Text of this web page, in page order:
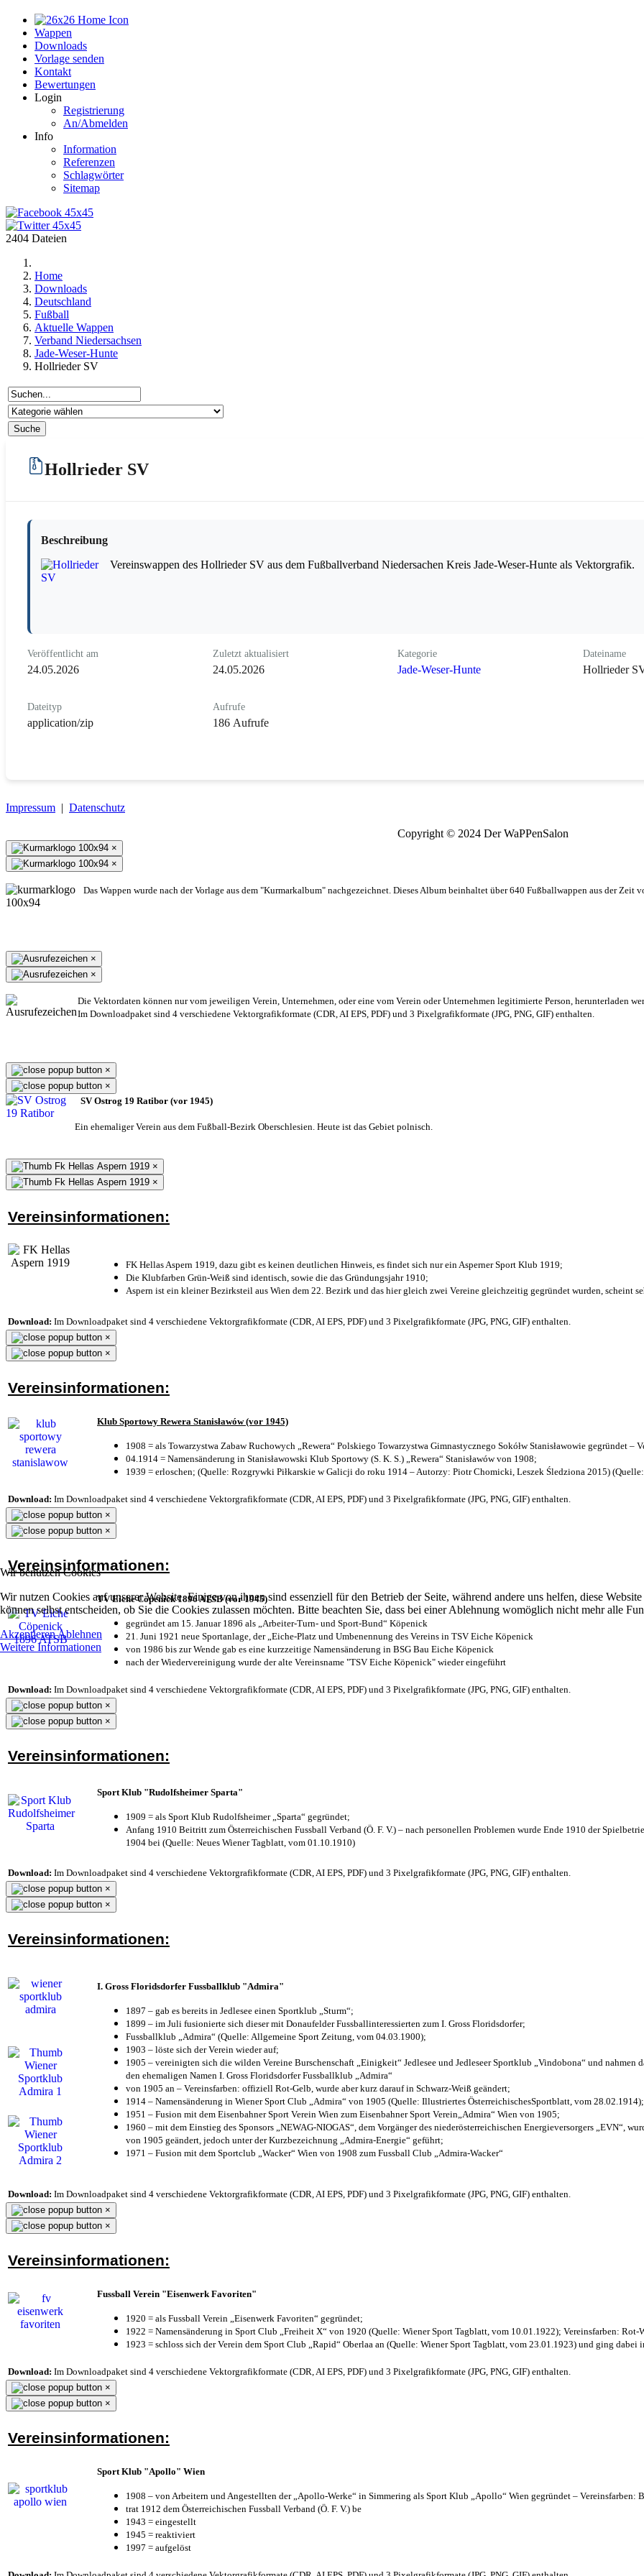
Wappen
Downloads
Vorlage senden
Kontakt
Bewertungen
Login
Registrierung
An/Abmelden
Info
Information
Referenzen
Schlagwörter
Sitemap
2404 Dateien
Home
Downloads
Deutschland
Fußball
Aktuelle Wappen
Verband Niedersachsen
Jade-Weser-Hunte
Hollrieder SV
Hollrieder SV
Beschreibung
Vereinswappen des Hollrieder SV aus dem Fußballverband Niedersachen Kreis Jade-Weser-Hunte als Vektorgrafik.
Veröffentlicht am
24.05.2026
Zuletzt aktualisiert
24.05.2026
Kategorie
Jade-Weser-Hunte
Dateiname
Hollrieder
Dateityp
application/zip
Aufrufe
186 Aufrufe
Impressum | Datenschutz
Copyright © 2024 Der WaPPenSalon
Wir benutzen Cookies
Wir nutzen Cookies auf unserer Website. Einige von ihnen sind essenziell für den Betrieb der Seite, während andere uns helfen, diese
können selbst entscheiden, ob Sie die Cookies zulassen möchten. Bitte beachten Sie, dass bei einer Ablehnung womöglich nicht mehr alle
AkzeptierenAblehnen
Weitere Informationen
×
×
Das Wappen wurde nach der Vorlage aus dem "Kurmarkalbum" nachgezeichnet. Dieses Album beinhaltet über 640 Fußballwappen aus der Zeit
×
×
Die Vektordaten können nur vom jeweiligen Verein, Unternehmen, oder eine vom Verein oder Unternehmen legitimierte Person, herunterladen
Im Downloadpaket sind 4 verschiedene Vektorgrafikformate (CDR, AI EPS, PDF) und 3 Pixelgrafikformate (JPG, PNG, GIF) enthalten.
×
×
SV Ostrog 19 Ratibor (vor 1945)
Ein ehemaliger Verein aus dem Fußball-Bezirk Oberschlesien. Heute ist das Gebiet polnisch.
×
×
Vereinsinformationen:
FK Hellas Aspern 1919, dazu gibt es keinen deutlichen Hinweis, es findet sich nur ein Asperner Sport Klub 1919;
Die Klubfarben Grün-Weiß sind identisch, sowie die das Gründungsjahr 1910;
Aspern ist ein kleiner Bezirksteil aus Wien dem 22. Bezirk und das hier gleich zwei Vereine gleichzeitig gegründet wurden, scheint
Download: Im Downloadpaket sind 4 verschiedene Vektorgrafikformate (CDR, AI EPS, PDF) und 3 Pixelgrafikformate (JPG, PNG, GIF) enthalten.
×
×
Vereinsinformationen:
Klub Sportowy Rewera Stanisławów (vor 1945)
1908 = als Towarzystwa Zabaw Ruchowych „Rewera“ Polskiego Towarzystwa Gimnastycznego Sokółw Stanisławowie gegründet –
04.1914 = Namensänderung in Stanisławowski Klub Sportowy (S. K. S.) „Rewera“ Stanisławów von 1908;
1939 = erloschen; (Quelle: Rozgrywki Piłkarskie w Galicji do roku 1914 – Autorzy: Piotr Chomicki, Leszek Śledziona 2015) (Quelle:
Download: Im Downloadpaket sind 4 verschiedene Vektorgrafikformate (CDR, AI EPS, PDF) und 3 Pixelgrafikformate (JPG, PNG, GIF) enthalten.
×
×
Vereinsinformationen:
TV Eiche Cöpenick 1896 ATSB (vor 1945)
gegründet am 15. Januar 1896 als „Arbeiter-Turn- und Sport-Bund“ Köpenick
21. Juni 1921 neue Sportanlage, der „Eiche-Platz und Umbenennung des Vereins in TSV Eiche Köpenick
von 1986 bis zur Wende gab es eine kurzzeitige Namensänderung in BSG Bau Eiche Köpenick
nach der Wiedervereinigung wurde der alte Vereinsname "TSV Eiche Köpenick" wieder eingeführt
Download: Im Downloadpaket sind 4 verschiedene Vektorgrafikformate (CDR, AI EPS, PDF) und 3 Pixelgrafikformate (JPG, PNG, GIF) enthalten.
×
×
Vereinsinformationen:
Sport Klub "Rudolfsheimer Sparta"
1909 = als Sport Klub Rudolfsheimer „Sparta“ gegründet;
Anfang 1910 Beitritt zum Österreichischen Fussball Verband (Ö. F. V.) – nach personellen Problemen wurde Ende 1910 der
1904 bei (Quelle: Neues Wiener Tagblatt, vom 01.10.1910)
Download: Im Downloadpaket sind 4 verschiedene Vektorgrafikformate (CDR, AI EPS, PDF) und 3 Pixelgrafikformate (JPG, PNG, GIF) enthalten.
×
×
Vereinsinformationen:
I. Gross Floridsdorfer Fussballklub "Admira"
1897 – gab es bereits in Jedlesee einen Sportklub „Sturm“;
1899 – im Juli fusionierte sich dieser mit Donaufelder Fussballinteressierten zum I. Gross Floridsdorfer;
Fussballklub „Admira“ (Quelle: Allgemeine Sport Zeitung, vom 04.03.1900);
1903 – löste sich der Verein wieder auf;
1905 – vereinigten sich die wilden Vereine Burschenschaft „Einigkeit“ Jedlesee und Jedleseer Sportklub „Vindobona“ und nahmen
den ehemaligen Namen I. Gross Floridsdorfer Fussballklub „Admira“
von 1905 an – Vereinsfarben: offiziell Rot-Gelb, wurde aber kurz darauf in Schwarz-Weiß geändert;
1914 – Namensänderung in Wiener Sport Club „Admira“ von 1905 (Quelle: Illustriertes ÖsterreichischesSportblatt, vom 28.02.1914);
1951 – Fusion mit dem Eisenbahner Sport Verein Wien zum Eisenbahner Sport Verein„Admira“ Wien von 1905;
1960 – mit dem Einstieg des Sponsors „NEWAG-NIOGAS“, dem Vorgänger des niederösterreichischen Energieversorgers „EVN“,
von 1905 geändert, jedoch unter der Kurzbezeichnung „Admira-Energie“ geführt;
1971 – Fusion mit dem Sportclub „Wacker“ Wien von 1908 zum Fussball Club „Admira-Wacker“
Download: Im Downloadpaket sind 4 verschiedene Vektorgrafikformate (CDR, AI EPS, PDF) und 3 Pixelgrafikformate (JPG, PNG, GIF) enthalten.
×
×
Vereinsinformationen:
Fussball Verein "Eisenwerk Favoriten"
1920 = als Fussball Verein „Eisenwerk Favoriten“ gegründet;
1922 = Namensänderung in Sport Club „Freiheit X“ von 1920 (Quelle: Wiener Sport Tagblatt, vom 10.01.1922); Vereinsfarben: Rot-
1923 = schloss sich der Verein dem Sport Club „Rapid“ Oberlaa an (Quelle: Wiener Sport Tagblatt, vom 23.01.1923) und ging dabei
Download: Im Downloadpaket sind 4 verschiedene Vektorgrafikformate (CDR, AI EPS, PDF) und 3 Pixelgrafikformate (JPG, PNG, GIF) enthalten.
×
×
Vereinsinformationen:
Sport Klub "Apollo" Wien
1908 – von Arbeitern und Angestellten der „Apollo-Werke“ in Simmering als Sport Klub „Apollo“ Wien gegründet – Vereinsfarben:
trat 1912 dem Österreichischen Fussball Verband (Ö. F. V.) be
1943 = eingestellt
1945 = reaktiviert
1997 = aufgelöst